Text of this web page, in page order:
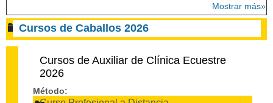
Mostrar más»
Cursos de Caballos 2026
Cursos de Auxiliar de Clínica Ecuestre
2026
Método: